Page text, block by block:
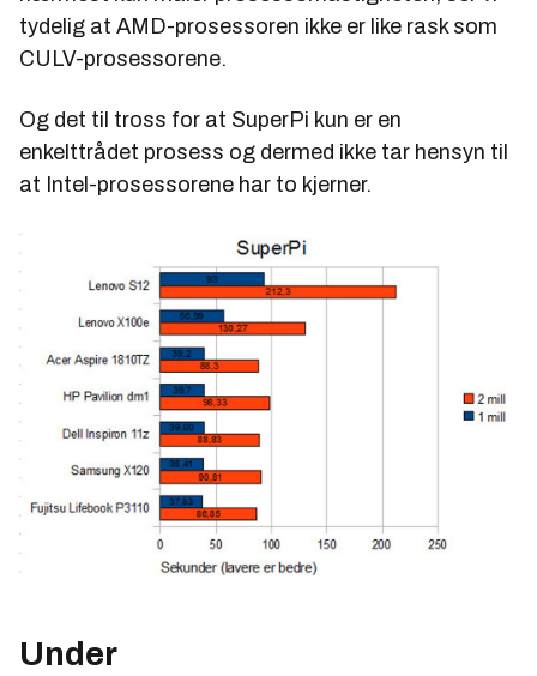
tydelig at AMD-prosessoren ikke er like rask som
CULV-prosessorene.
Og det til tross for at SuperPi kun er en
enkelttrådet prosess og dermed ikke tar hensyn til
at Intel-prosessorene har to kjerner.
Under